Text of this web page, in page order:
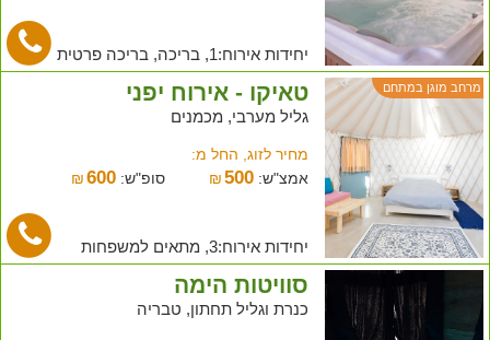
יחידות אירוח:1, בריכה, בריכה פרטית
מרחב מוגן במתחם טאיקו - אירוח יפני
גליל מערבי, מכמנים
מחיר לזוג, החל מ:
אמצ"ש:
₪500 סופ"ש: ₪ 600
יחידות אירוח:3, מתאים למשפחות
סוויטות הימה
כנרת וגליל תחתון, טבריה